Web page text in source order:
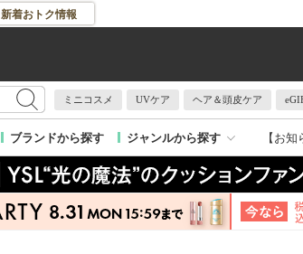
新着おトク情報
ミニコスメ UVケア ヘア＆頭皮ケア
ブランドから探す ジャンルから探す 【お知